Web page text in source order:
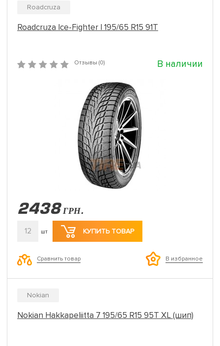
Roadcruza
Roadcruza Ice-Fighter I 195/65 R15 91T
Отзывы (0) В наличии
2438 ГРН.
12 шт КУПИТЬ ТОВАР
Сравнить товар В избранное
Nokian
Nokian Hakkapeliitta 7 195/65 R15 95T XL (шип)